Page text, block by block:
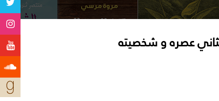
عصره و شخصيته